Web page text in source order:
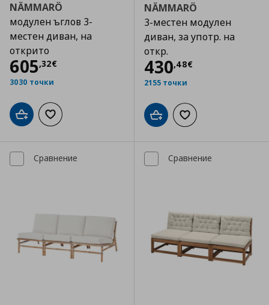
NÄMMARÖ
модулен ъглов 3-
местен диван, на
открито
605,32€
Цена
3030 точки
Добави в кошницата
Добави към списъка с любими
NÄMMARÖ
3-местен модулен
диван, за употр. на
откр.
430,48€
Цена430,48 €
2155 точки
Добави в кошницата
Добави към
Сравнение Сравнение